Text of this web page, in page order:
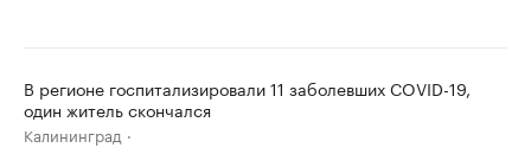
В регионе госпитализировали 11 заболевших COVID-19,
один житель скончался
Калининград